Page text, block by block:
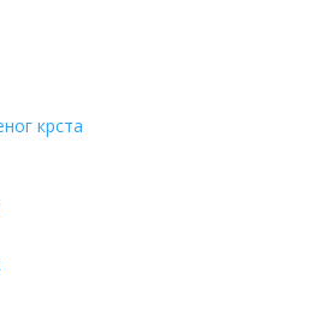
крста